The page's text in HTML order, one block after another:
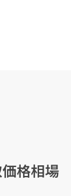
格相場